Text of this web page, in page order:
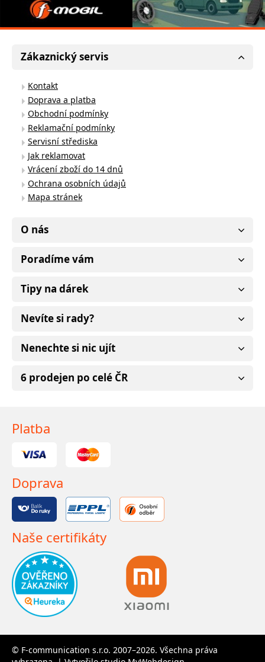
Zákaznický servis
Kontakt
Doprava a platba
Obchodní podmínky
Reklamační podmínky
Servisní střediska
Jak reklamovat
Vrácení zboží do 14 dnů
Ochrana osobních údajů
Mapa stránek
O nás
Poradíme vám
Tipy na dárek
Nevíte si rady?
Nenechte si nic ujít
6 prodejen po celé ČR
Platba
Doprava
Naše certifikáty
© F-communication s.r.o. 2007–2026. Všechna práva